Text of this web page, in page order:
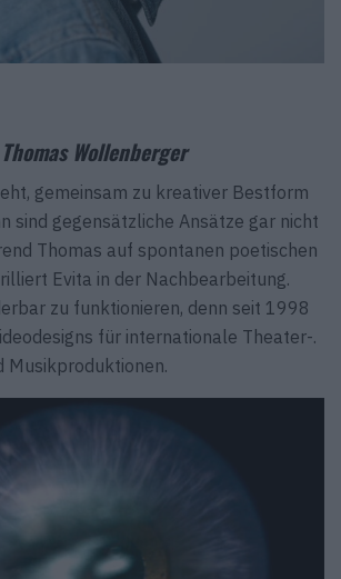
Wollenberger
gemeinsam zu kreativer Bestform
sind gegensätzliche Ansätze gar nicht
Thomas auf spontanen poetischen
Evita in der Nachbearbeitung.
zu funktionieren, denn seit 1998
für internationale Theater-.
Musikproduktionen.